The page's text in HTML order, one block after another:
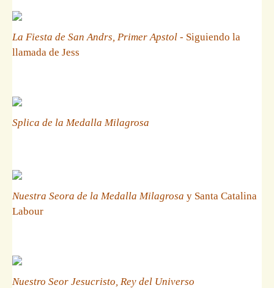
La Fiesta de San Andrs, Primer Apstol - Siguiendo la
llamada de Jess
Splica de la Medalla Milagrosa
Nuestra Seora de la Medalla Milagrosa y Santa Catalina
Labour
Nuestro Seor Jesucristo, Rey del Universo